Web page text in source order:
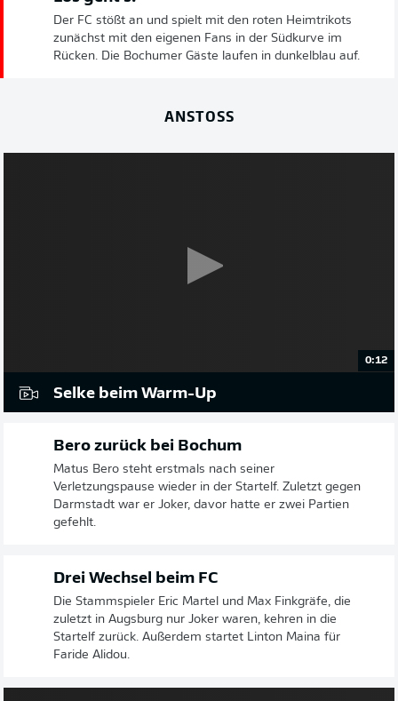
Der FC stößt an und spielt mit den roten Heimtrikots
zunächst mit den eigenen Fans in der Südkurve im
Rücken. Die Bochumer Gäste laufen in dunkelblau auf.
ANSTOSS
0:12
Selke beim Warm-Up
Bero zurück bei Bochum
Matus Bero steht erstmals nach seiner
Verletzungspause wieder in der Startelf. Zuletzt gegen
Darmstadt war er Joker, davor hatte er zwei Partien
gefehlt.
Drei Wechsel beim FC
Die Stammspieler Eric Martel und Max Finkgräfe, die
zuletzt in Augsburg nur Joker waren, kehren in die
Startelf zurück. Außerdem startet Linton Maina für
Faride Alidou.